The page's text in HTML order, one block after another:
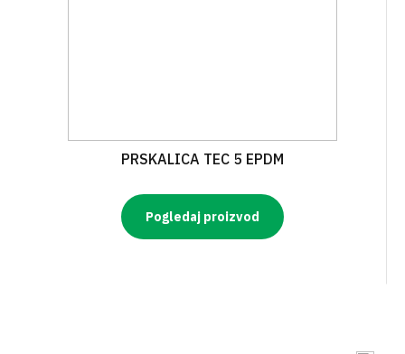
PRSKALICA TEC 5 EPDM
Pogledaj proizvod